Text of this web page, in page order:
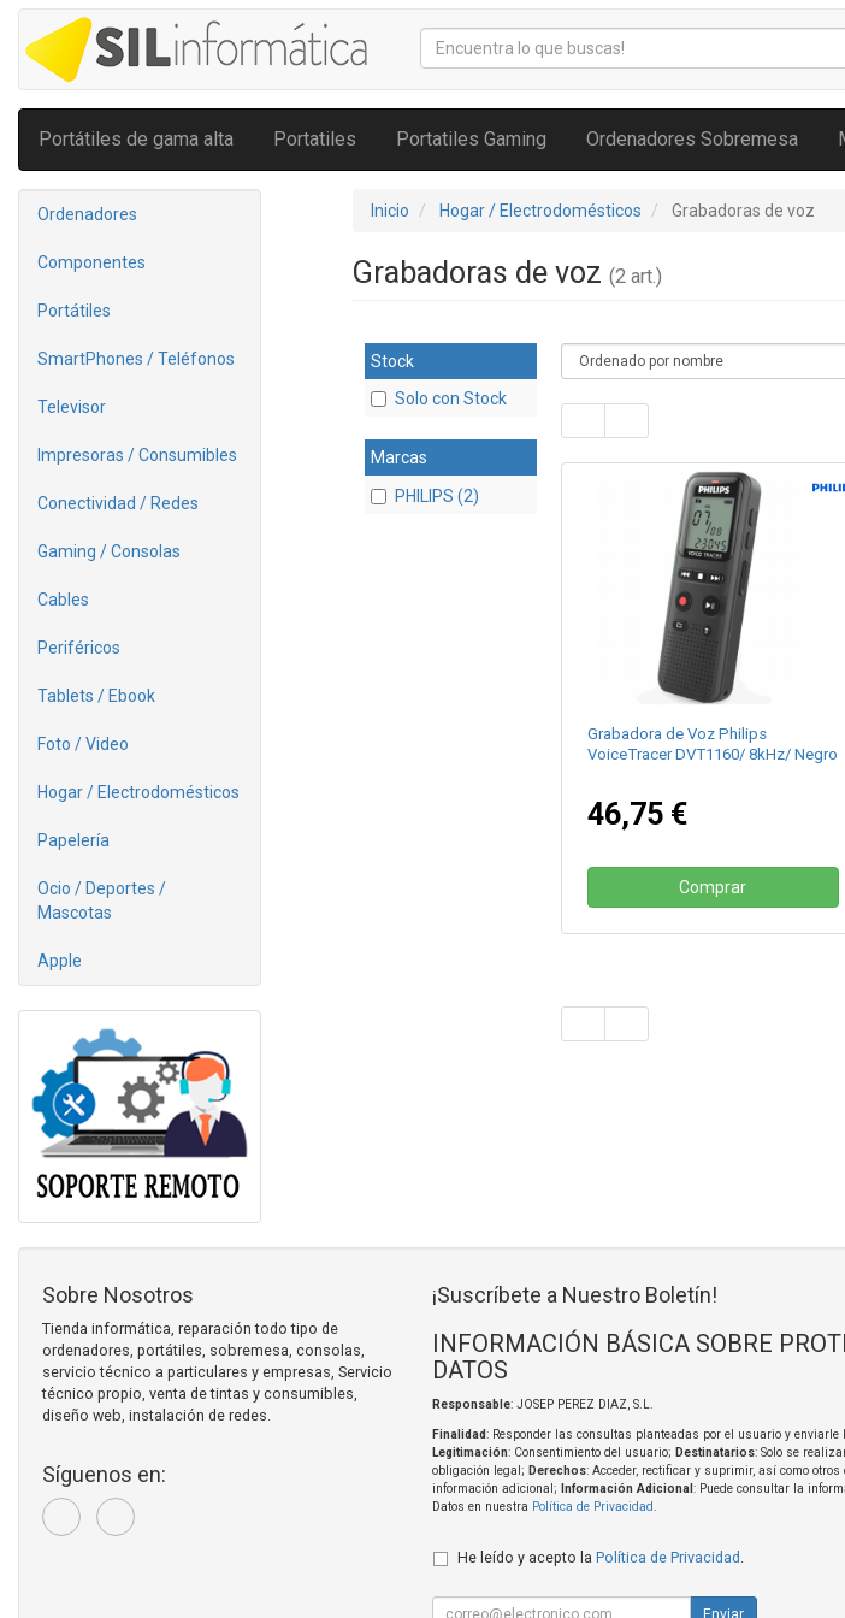
Portátiles de gama alta Portatiles Portatiles Gaming Ordenadores Sobremesa
Ordenadores
Componentes
Portátiles
SmartPhones / Teléfonos
Televisor
Impresoras / Consumibles
Conectividad / Redes
Gaming / Consolas
Cables
Periféricos
Tablets / Ebook
Foto / Video
Hogar / Electrodomésticos
Papelería
Ocio / Deportes /
Mascotas
Apple
Inicio Hogar / Electrodomésticos Grabadoras de voz
Grabadoras de voz (2 art.)
Stock
Solo con Stock
Marcas
PHILIPS (2)
Grabadora de Voz Philips
VoiceTracer DVT1160/ 8kHz/ Negro
46,75 €
Comprar
Sobre Nosotros
Tienda informática, reparación todo tipo de
ordenadores, portátiles, sobremesa, consolas,
servicio técnico a particulares y empresas, Servicio
técnico propio, venta de tintas y consumibles,
diseño web, instalación de redes.
Síguenos en:
¡Suscríbete a Nuestro Boletín!
INFORMACIÓN BÁSICA SOBRE
DATOS
Responsable: JOSEP PEREZ DIAZ, S.L.
Finalidad: Responder las consultas planteadas por el usuario y
Legitimación: Consentimiento del usuario; Destinatarios: Solo se
obligación legal; Derechos: Acceder, rectificar y suprimir, así como otros
información adicional;
Información Adicional : Puede consultar la
Datos en nuestra Política de Privacidad.
He leído y acepto la Política de Privacidad .